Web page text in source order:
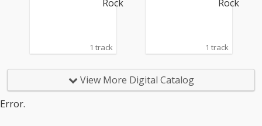
1 track 1 track
View More Digital Catalog
Error.